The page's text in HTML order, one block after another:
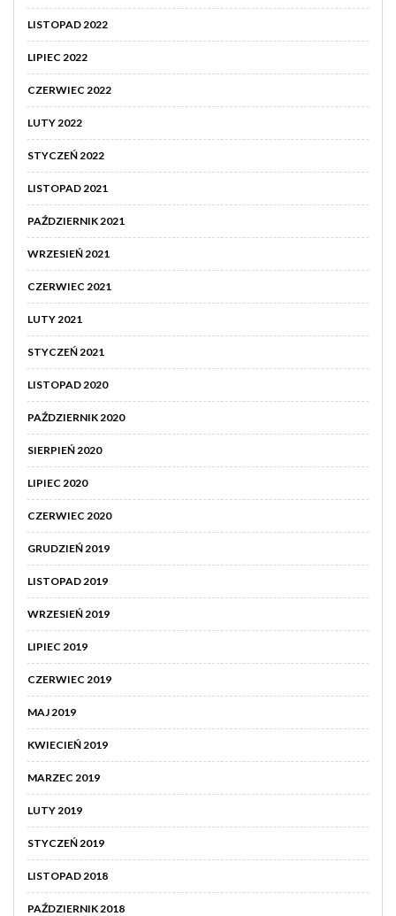
LISTOPAD 2022
LIPIEC 2022
CZERWIEC 2022
LUTY 2022
STYCZEŃ 2022
LISTOPAD 2021
PAŹDZIERNIK 2021
WRZESIEŃ 2021
CZERWIEC 2021
LUTY 2021
STYCZEŃ 2021
LISTOPAD 2020
PAŹDZIERNIK 2020
SIERPIEŃ 2020
LIPIEC 2020
CZERWIEC 2020
GRUDZIEŃ 2019
LISTOPAD 2019
WRZESIEŃ 2019
LIPIEC 2019
CZERWIEC 2019
MAJ 2019
KWIECIEŃ 2019
MARZEC 2019
LUTY 2019
STYCZEŃ 2019
LISTOPAD 2018
PAŹDZIERNIK 2018